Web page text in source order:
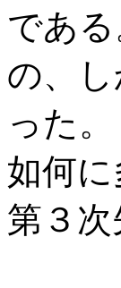
であ
の、
った。
如何
第３